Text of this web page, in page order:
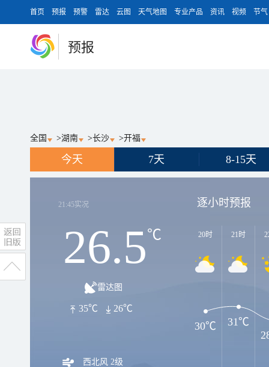
首页 预报 预警 雷达 云图 天气地图 专业产品 资讯 视频 节气
预报
全国 >湖南 >长沙 >开福
今天 7天 8-15天
21:45实况
26.5℃
雷达图
35℃ 26℃
西北风 2级
逐小时预报
20时 21时
30℃
31℃